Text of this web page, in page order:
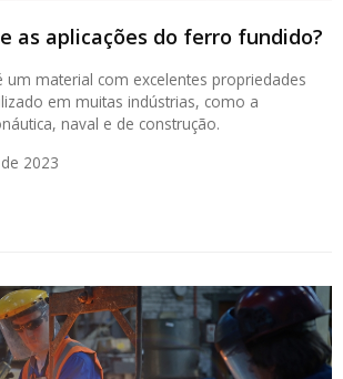
as aplicações do ferro fundido?
material com excelentes propriedades
em muitas indústrias, como a
naval e de construção.
2023